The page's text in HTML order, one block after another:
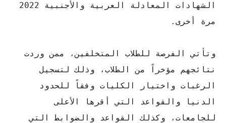
الشهادات المعادلة العربية والأجنبية 2022
مرة أخرى.
وتأتي الفرصة للطلاب المتخلفين، ممن وردت
نتائجهم مؤخراً من الطلاب، وذلك لتسجيل
الرغبات واختيار الكليات وفقاً للحدود
الدنيا والقواعد التي أقرها الأعلى
للجامعات، وكذلك القواعد والضوابط التي